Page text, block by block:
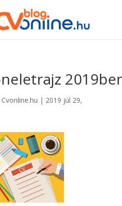
Cvonline.hu | 2019 júl 29,